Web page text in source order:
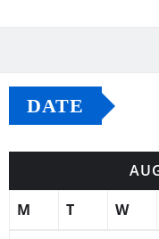
DATE
M
T W